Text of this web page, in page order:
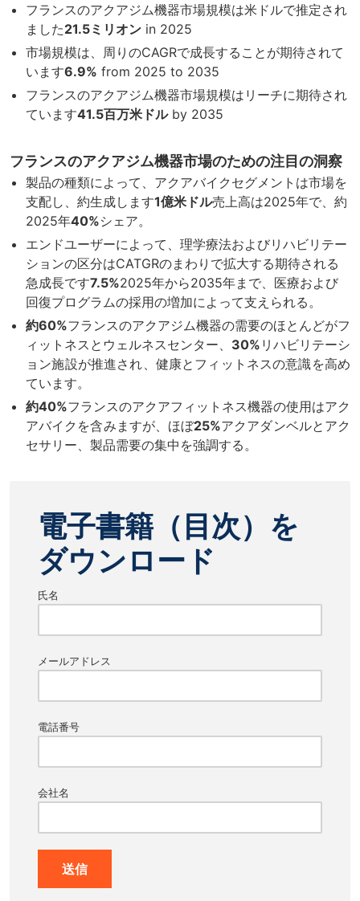
フランスのアクアジム機器市場規模は米ドルで推定され
ました21.5ミリオン in 2025
市場規模は、周りのCAGRで成長することが期待されて
います6.9% from 2025 to 2035
フランスのアクアジム機器市場規模はリーチに期待され
ています41.5百万米ドルby 2035
フランスのアクアジム機器市場のための注目の洞察
製品の種類によって、アクアバイクセグメントは市場を
支配し、約生成します1億米ドル売上高は2025年で、約
2025年40%シェア。
エンドユーザーによって、理学療法およびリハビリテー
ションの区分はCATGRのまわりで拡大する期待される
急成長です7.5%2025年から2035年まで、医療および
回復プログラムの採用の増加によって支えられる。
約60%フランスのアクアジム機器の需要のほとんどがフ
ィットネスとウェルネスセンター、 30% リハビリテーシ
ョン施設が推進され、健康とフィットネスの意識を高め
ています。
約40%フランスのアクアフィットネス機器の使用はアク
アバイクを含みますが、ほぼ25%アクアダンベルとアク
セサリー、製品需要の集中を強調する。
電子書籍（目次）を
ダウンロード
氏名
メールアドレス
電話番号
会社名
送信